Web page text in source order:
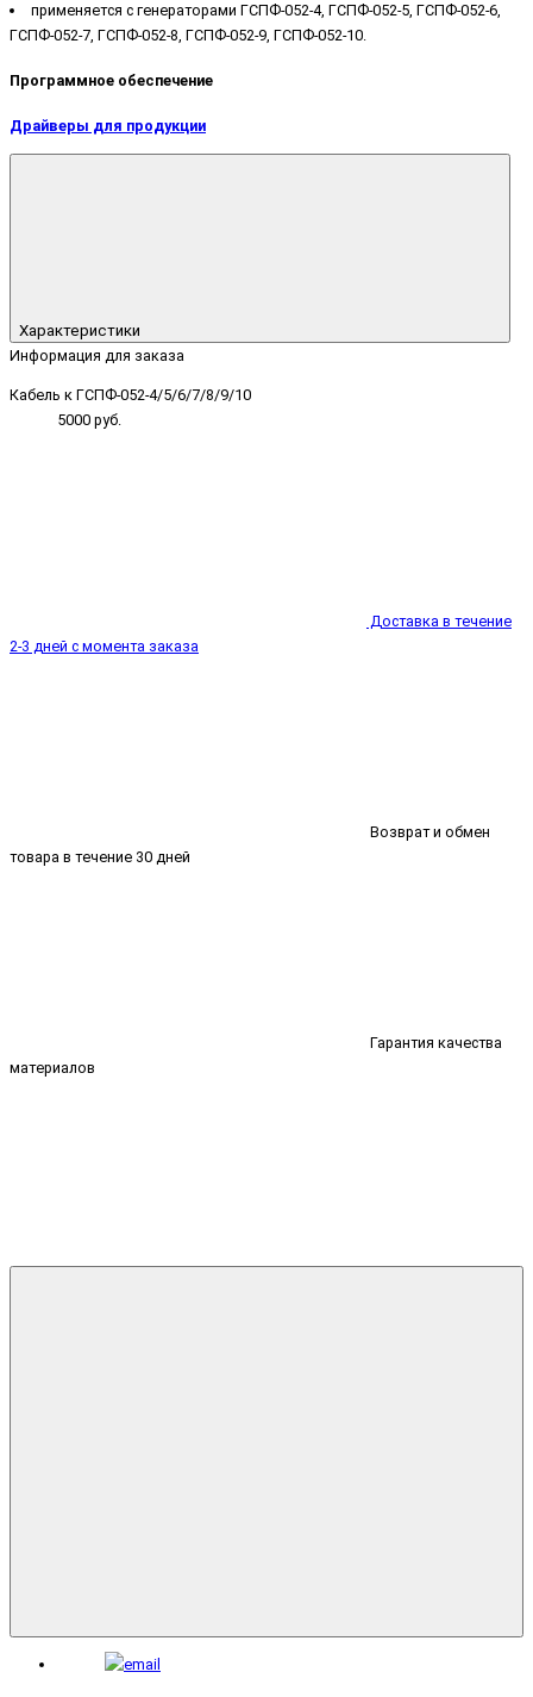
применяется с генераторами ГСПФ-052-4, ГСПФ-052-5, ГСПФ-052-6,
ГСПФ-052-7, ГСПФ-052-8, ГСПФ-052-9, ГСПФ-052-10.
Программное обеспечение
Драйверы для продукции
Характеристики
Информация для заказа
Кабель к ГСПФ-052-4/5/6/7/8/9/10
5000 руб.
Доставка в течение
2-3 дней с момента заказа
Возврат и обмен
товара в течение 30 дней
Гарантия качества
материалов